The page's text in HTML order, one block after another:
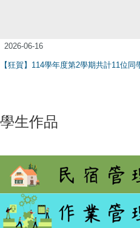
2026-06-16
【狂賀】114學年度第2學期共計11位
學生作品